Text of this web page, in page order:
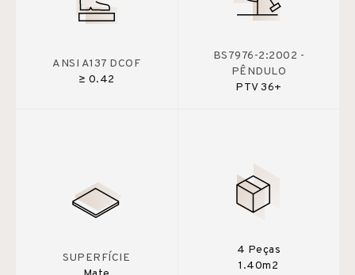
ANSI A137 DCOF
≥ 0.42
BS7976-2:2002 -
PÊNDULO
PTV 36+
SUPERFÍCIE
4 Peças
1.40m2